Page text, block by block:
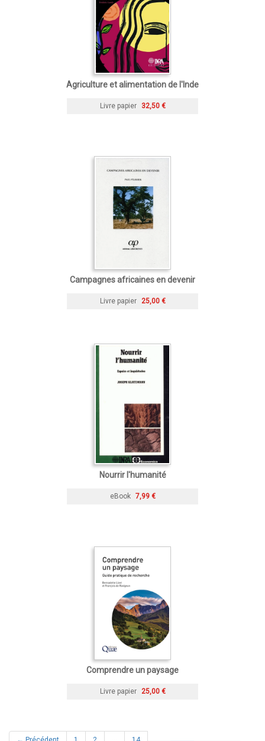
Agriculture et alimentation de l'Inde
Livre papier 32,50 €
Campagnes africaines en devenir
Livre papier 25,00 €
Nourrir l'humanité
eBook 7,99 €
Comprendre un paysage
Livre papier 25,00 €